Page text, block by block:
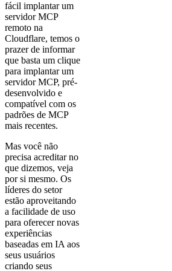
fácil implantar um
servidor MCP
remoto na
Cloudflare, temos o
prazer de informar
que basta um clique
para implantar um
servidor MCP, pré-
desenvolvido e
compatível com os
padrões de MCP
mais recentes.
Mas você não
precisa acreditar no
que dizemos, veja
por si mesmo. Os
líderes do setor
estão aproveitando
a facilidade de uso
para oferecer novas
experiências
baseadas em IA aos
seus usuários
criando seus